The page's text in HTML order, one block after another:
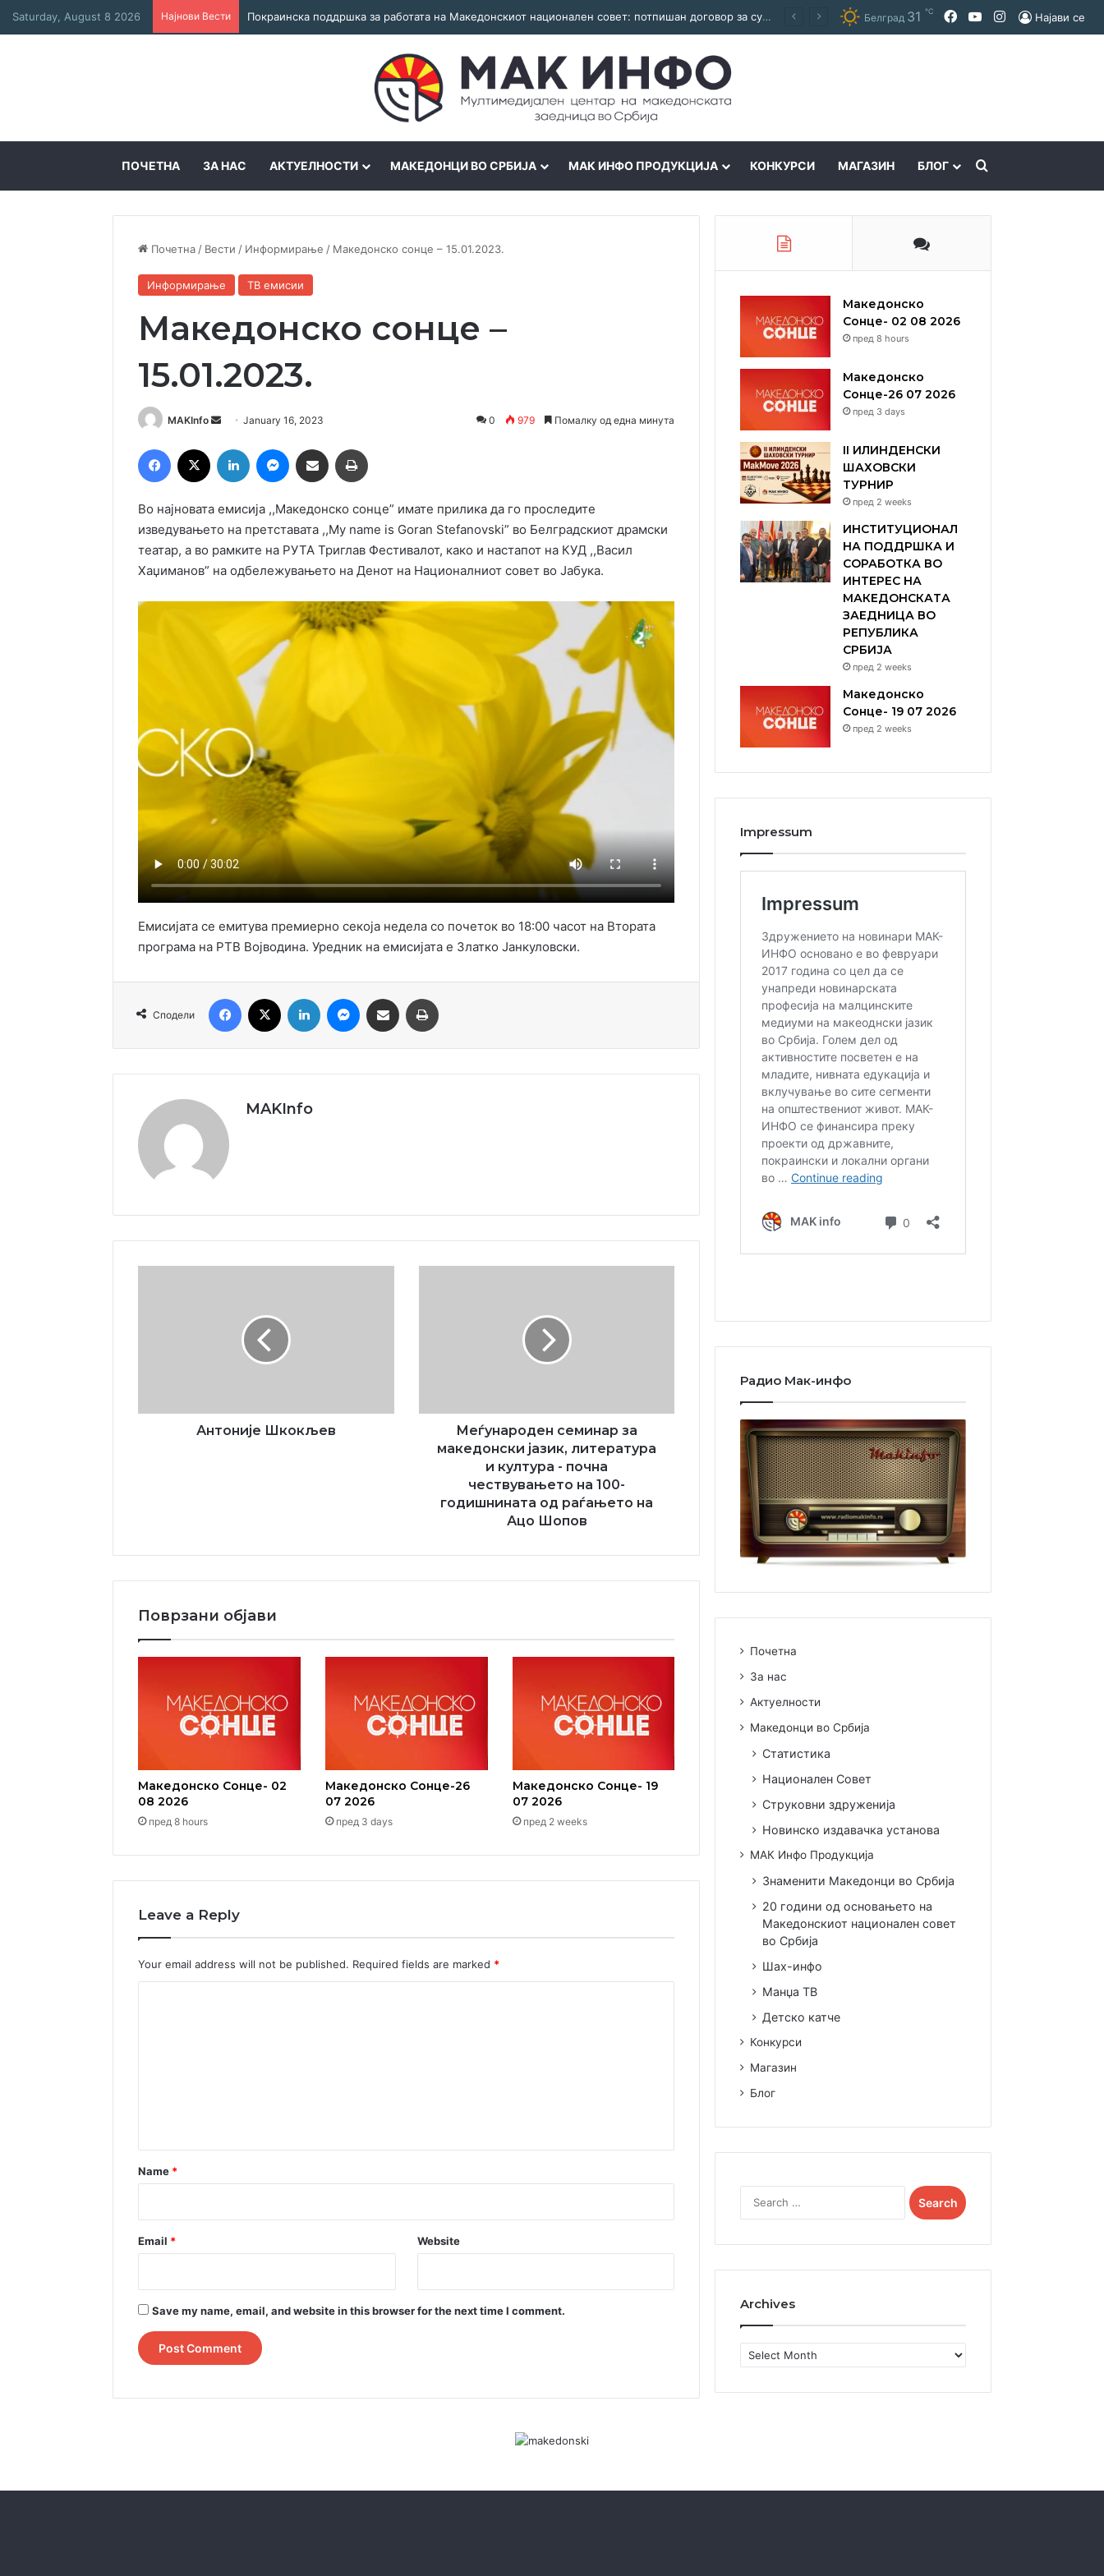
Saturday, August 8 2026 Најнови Вести Покраинска поддршка за работата на Македонскиот национален совет: потпишан договор за суфинансирање на активностите Белград 31 ℃ Facebook
YouTubeInstagram
Најави се
ПОЧЕТНА ЗА НАС АКТУЕЛНОСТИ МАКЕДОНЦИ ВО СРБИЈА МАК ИНФО ПРОДУКЦИЈА КОНКУРСИ МАГАЗИН БЛОГ
Почетна / Вести / Информирање / Македонско сонце – 15.01.2023.
Информирање ТВ емисии
Македонско сонце –
15.01.2023.
MAKInfo
Send
email
January 16, 2023 0 979 Помалку од една минута
Facebook LinkedIn MessengerСподели преку Емаил
Во најновата емисија ,,Македонско сонце” имате прилика да го проследите
изведувањето на претставата ,,My name is Goran Stefanovski” во Белградскиот драмски
театар, а во рамките на РУТА Триглав Фестивалот, како и настапот на КУД ,,Васил
Хаџиманов” на одбележувањето на Денот на Националниот совет во Јабука.
Емисијата се емитува премиерно секоја недела со почеток во 18:00 часот на Втората
програма на РТВ Војводина. Уредник на емисијата е Златко Јанкуловски.
Сподели
Facebook LinkedIn MessengerСподели преку Емаил
MAKInfo
Антоније Шкокљев
-
чествувањето
годишнината
Шопов
Меѓународен семинар за
македонски јазик, литература
и култура - почна
чествувањето на 100-
годишнината од раѓањето на
Ацо Шопов
Поврзани објави
Македонско Сонце- 02
08 2026
пред 8 hours
Македонско Сонце-26
07 2026
пред 3 days
Македонско Сонце- 19
07 2026
пред 2 weeks
Leave a Reply
Your email address will not be published. Required fields are marked *
*
Name *
Email * Website
Save my name, email, and website in this browser for the next time I comment.
Македонско
Сонце- 02 08 2026
пред 8 hours
Македонско
Сонце-26 07 2026
пред 3 days
II ИЛИНДЕНСКИ
ШАХОВСКИ
ТУРНИР
пред 2 weeks
ИНСТИТУЦИОНАЛ
НА ПОДДРШКА И
СОРАБОТКА ВО
ИНТЕРЕС НА
МАКЕДОНСКАТА
ЗАЕДНИЦА ВО
РЕПУБЛИКА
СРБИЈА
пред 2 weeks
Македонско
Сонце- 19 07 2026
пред 2 weeks
Impressum
Радио Мак-инфо
Почетна
За нас
Актуелности
Македонци во Србија
Статистика
Национален Совет
Струковни здруженија
Новинско издавачка установа
МАК Инфо Продукција
Знаменити Македонци во Србија
20 години од основањето на
Македонскиот национален совет
во Србија
Шах-инфо
Манџа ТВ
Детско катче
Конкурси
Магазин
Блог
Search
for:
Archives
Archives